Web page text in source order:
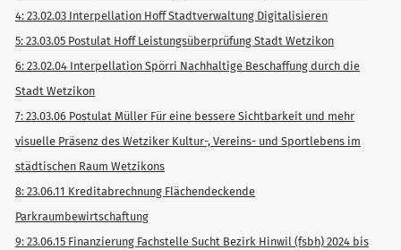
4: 23.02.03 Interpellation Hoff Stadtverwaltung Digitalisieren
5: 23.03.05 Postulat Hoff Leistungsüberprüfung Stadt Wetzikon
6: 23.02.04 Interpellation Spörri Nachhaltige Beschaffung durch die
Stadt Wetzikon
7: 23.03.06 Postulat Müller Für eine bessere Sichtbarkeit und mehr
visuelle Präsenz des Wetziker Kultur-, Vereins- und Sportlebens im
städtischen Raum Wetzikons
8: 23.06.11 Kreditabrechnung Flächendeckende
Parkraumbewirtschaftung
9: 23.06.15 Finanzierung Fachstelle Sucht Bezirk Hinwil (fsbh) 2024 bis